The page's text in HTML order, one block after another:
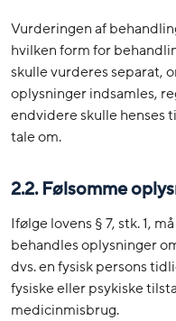
Vurderingen af
hvilken form for
skulle vurderes separat,
oplysninger indsamles,
endvidere skulle henses
tale om.
2.2. Følsomme
Ifølge lovens § 7, stk. 1,
behandles oplysninger
dvs. en fysisk persons
fysiske eller psykiske
medicinmisbrug.